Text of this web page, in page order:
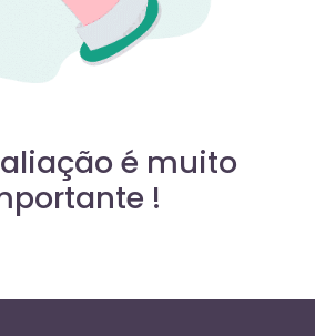
é muito
!